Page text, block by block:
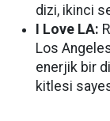
dizi, ikinci
I Love LA:
Los
enerjik bir
kitlesi